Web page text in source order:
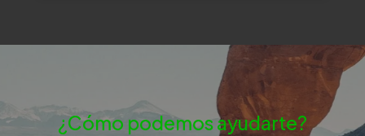
¿Cómo podemos ayudarte?